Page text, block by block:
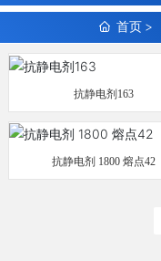
人才招聘
联系我们
English
首页
抗静电剂163
抗静电剂 1800 熔点42